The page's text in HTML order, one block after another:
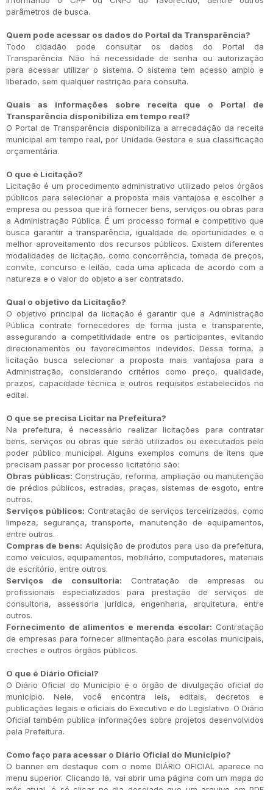
parâmetros de busca.
Quem pode acessar os dados do Portal da Transparência?
Todo cidadão pode consultar os dados do Portal da
Transparência. Não há necessidade de senha ou autorização
para acessar utilizar o sistema. O sistema tem acesso amplo e
liberado, sem qualquer restrição para consulta.
Quais as informações sobre receita que o Portal de
Transparência disponibiliza em tempo real?
O Portal de Transparência disponibiliza a arrecadação da receita
municipal em tempo real, por Unidade Gestora e sua classificação
orçamentária.
O que é Licitação?
Licitação é um procedimento administrativo utilizado pelos órgãos
públicos para selecionar a proposta mais vantajosa e escolher a
empresa ou pessoa que irá fornecer bens, serviços ou obras para
a Administração Pública. É um processo formal e competitivo que
busca garantir a transparência, igualdade de oportunidades e o
melhor aproveitamento dos recursos públicos. Existem diferentes
modalidades de licitação, como concorrência, tomada de preços,
convite, concurso e leilão, cada uma aplicada de acordo com a
natureza e o valor do objeto a ser contratado.
Qual o objetivo da Licitação?
O objetivo principal da licitação é garantir que a Administração
Pública contrate fornecedores de forma justa e transparente,
assegurando a competitividade entre os participantes, evitando
direcionamentos ou favorecimentos indevidos. Dessa forma, a
licitação busca selecionar a proposta mais vantajosa para a
Administração, considerando critérios como preço, qualidade,
prazos, capacidade técnica e outros requisitos estabelecidos no
edital.
O que se precisa Licitar na Prefeitura?
Na prefeitura, é necessário realizar licitações para contratar
bens, serviços ou obras que serão utilizados ou executados pelo
poder público municipal. Alguns exemplos comuns de itens que
precisam passar por processo licitatório são:
Obras públicas: Construção, reforma, ampliação ou manutenção
de prédios públicos, estradas, praças, sistemas de esgoto, entre
outros.
Serviços públicos: Contratação de serviços terceirizados, como
limpeza, segurança, transporte, manutenção de equipamentos,
entre outros.
Compras de bens: Aquisição de produtos para uso da prefeitura,
como veículos, equipamentos, mobiliário, computadores, materiais
de escritório, entre outros.
Serviços de consultoria: Contratação de empresas ou
profissionais especializados para prestação de serviços de
consultoria, assessoria jurídica, engenharia, arquitetura, entre
outros.
Fornecimento de alimentos e merenda escolar: Contratação
de empresas para fornecer alimentação para escolas municipais,
creches e outros órgãos públicos.
O que é Diário Oficial?
O Diário Oficial do Município é o órgão de divulgação oficial do
município. Nele, você encontra leis, editais, decretos e
publicações legais e oficiais do Executivo e do Legislativo. O Diário
Oficial também publica informações sobre projetos desenvolvidos
pela Prefeitura.
Como faço para acessar o Diário Oficial do Município?
O banner em destaque com o nome DIÁRIO OFICIAL aparece no
menu superior. Clicando lá, vai abrir uma página com um mapa do